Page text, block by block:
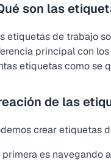
son las
etiquetas de trabajo
principal con los
etiquetas como se
de las
crear etiquetas
primera es navegando a